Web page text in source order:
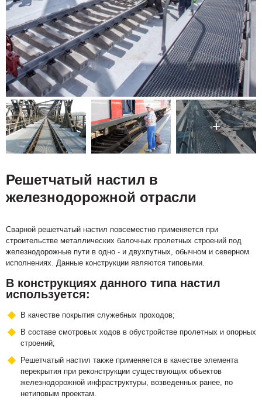
Решетчатый настил в
железнодорожной отрасли
Сварной решетчатый настил повсеместно применяется при
строительстве металлических балочных пролетных строений под
железнодорожные пути в одно - и двухпутных, обычном и северном
исполнениях. Данные конструкции являются типовыми.
В конструкциях данного типа настил
используется:
В качестве покрытия служебных проходов;
В составе смотровых ходов в обустройстве пролетных и опорных
строений;
Решетчатый настил также применяется в качестве элемента
перекрытия при реконструкции существующих объектов
железнодорожной инфраструктуры, возведенных ранее, по
нетиповым проектам.